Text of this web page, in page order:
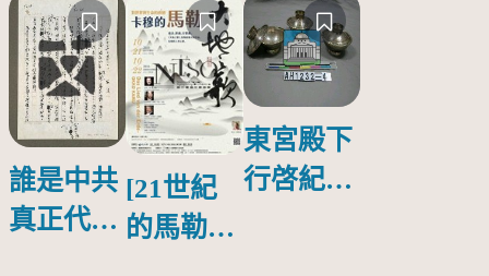
誰是中共
真正代言
[21世紀
的馬勒、
東宮殿下
行啓紀念